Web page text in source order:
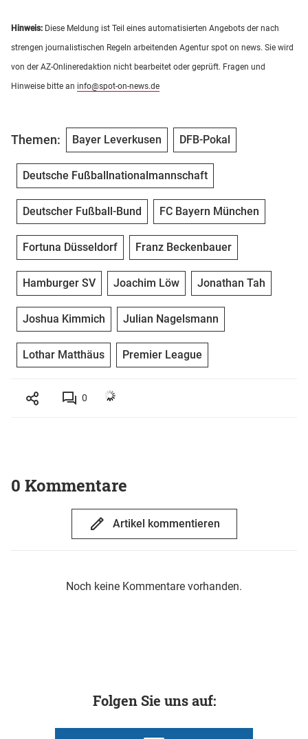
Hinweis: Diese Meldung ist Teil eines automatisierten Angebots der nach
strengen journalistischen Regeln arbeitenden Agentur spot on news. Sie wird
von der AZ-Onlineredaktion nicht bearbeitet oder geprüft. Fragen und
Hinweise bitte an info@spot-on-news.de
Themen: Bayer Leverkusen DFB-Pokal
Deutsche Fußballnationalmannschaft
Deutscher Fußball-Bund FC Bayern München
Fortuna Düsseldorf Franz Beckenbauer
Hamburger SV Joachim Löw Jonathan Tah
Joshua Kimmich Julian Nagelsmann
Lothar Matthäus Premier League
0
0 Kommentare
Artikel kommentieren
Noch keine Kommentare vorhanden.
Folgen Sie uns auf: